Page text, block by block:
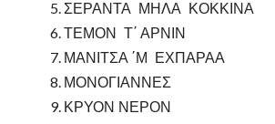
ΣΕΡΑΝΤΑ ΜΗΛΑ ΚΟΚΚΙΝΑ
ΤΕΜΟΝ Τ΄ ΑΡΝΙΝ
ΜΑΝΙΤΣΑ ΄Μ ΕΧΠΑΡΑΑ
ΜΟΝΟΓΙΑΝΝΕΣ
ΚΡΥΟΝ ΝΕΡΟΝ